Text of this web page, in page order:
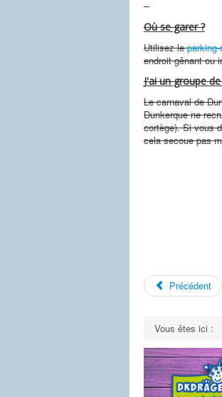
Où se garer ?
Utilisez le
endroit gênant ou
J'ai un groupe
Le carnaval de
Dunkerque ne
cortège). Si vous
cela secoue pas
Précédent
Vous êtes ici :